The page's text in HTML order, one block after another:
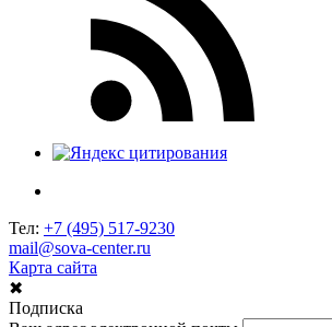
Тел: +7 (495) 517-9230
mail@sova-center.ru
Карта сайта
✖
Подписка